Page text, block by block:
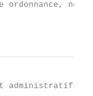
ne
administratifs